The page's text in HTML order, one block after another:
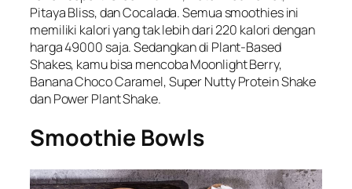
Pitaya Bliss, dan Cocalada. Semua smoothies ini
memiliki kalori yang tak lebih dari 220 kalori dengan
harga 49000 saja. Sedangkan di Plant-Based
Shakes, kamu bisa mencoba Moonlight Berry,
Banana Choco Caramel, Super Nutty Protein Shake
dan Power Plant Shake.
Smoothie Bowls